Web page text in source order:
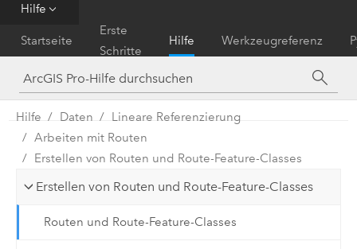
Hilfe
Startseite
Erste
Schritte
Hilfe Werkzeugreferenz
Hilfe Daten
Lineare Referenzierung
Arbeiten mit Routen
Erstellen von Routen und Route-Feature-Classes
Erstellen von Routen und Route-Feature-Classes
Routen und Route-Feature-Classes